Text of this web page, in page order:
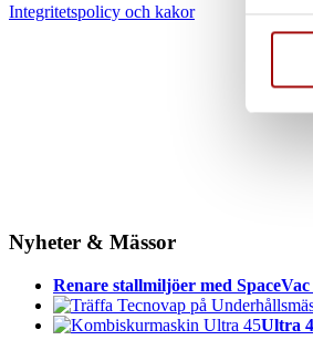
till
med
Integritetspolicy och kakor
Nyheter & Mässor
Renare stallmiljöer med
Ultra